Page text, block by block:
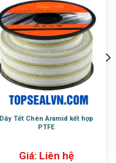
Dây Tết Chèn Aramid kết hợp
PTFE
Giá: Liên hệ